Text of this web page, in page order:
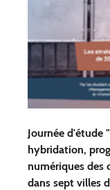
Journée d'étude
hybridation,
numériques des
dans sept villes